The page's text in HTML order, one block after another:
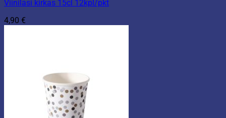
Viinilasi kirkas 15cl 12kpl/pkt
4,90 €